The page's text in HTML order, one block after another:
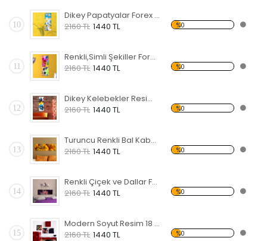
10
Dikey Papatyalar Forex Tablo
2160 TL 1440 TL %0
11
Renkli,Simli Şekiller Forex Tablo
2160 TL 1440 TL %0
12
Dikey Kelebekler Resim Forex Tablo
2160 TL 1440 TL %0
13
Turuncu Renkli Bal Kabakları Forex Tablo
2160 TL 1440 TL %0
14
Renkli Çiçek ve Dallar Forex Tablo
2160 TL 1440 TL %0
15
Modern Soyut Resim 18 Forex Tablo
2160 TL 1440 TL %0